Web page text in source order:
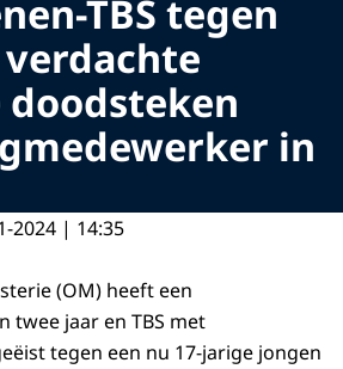
TBS tegen
in
2024 | 14:35
(OM) heeft een
twee jaar en TBS met
tegen een nu 17-jarige jongen